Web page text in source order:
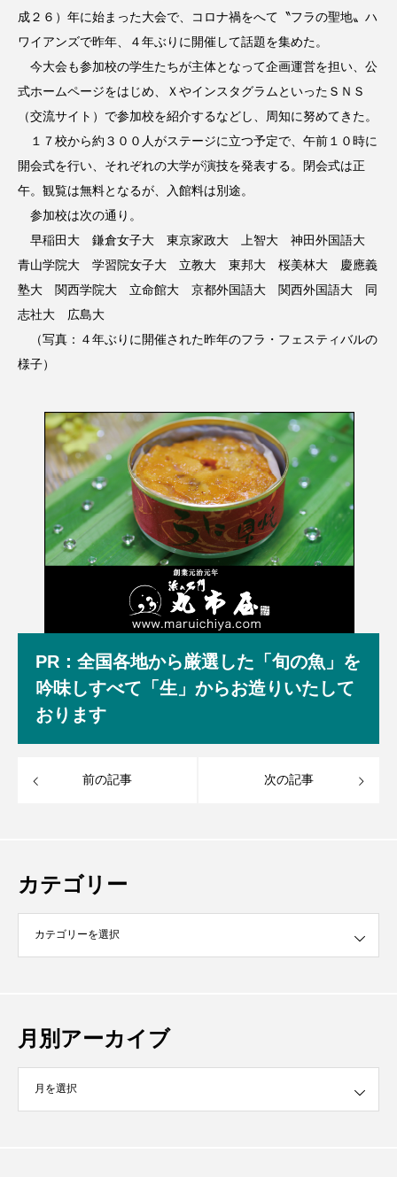
成２６）年に始まった大会で、コロナ禍をへて〝フラの聖地〟ハ
ワイアンズで昨年、４年ぶりに開催して話題を集めた。
今大会も参加校の学生たちが主体となって企画運営を担い、公
式ホームページをはじめ、ＸやインスタグラムといったＳＮＳ
（交流サイト）で参加校を紹介するなどし、周知に努めてきた。
１７校から約３００人がステージに立つ予定で、午前１０時に
開会式を行い、それぞれの大学が演技を発表する。閉会式は正
午。観覧は無料となるが、入館料は別途。
参加校は次の通り。
早稲田大 鎌倉女子大 東京家政大 上智大 神田外国語大
青山学院大 学習院女子大 立教大 東邦大 桜美林大 慶應義
塾大 関西学院大 立命館大 京都外国語大 関西外国語大 同
志社大 広島大
（写真：４年ぶりに開催された昨年のフラ・フェスティバルの
様子）
PR：全国各地から厳選した「旬の魚」を
吟味しすべて「生」からお造りいたして
おります
前の記事 次の記事
カテゴリー
月別アーカイブ